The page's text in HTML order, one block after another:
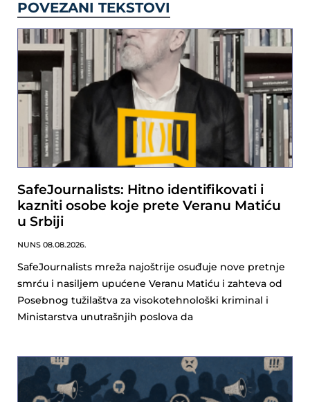
POVEZANI TEKSTOVI
SafeJournalists: Hitno identifikovati i
kazniti osobe koje prete Veranu Matiću
u Srbiji
NUNS 08.08.2026.
SafeJournalists mreža najoštrije osuđuje nove pretnje
smrću i nasiljem upućene Veranu Matiću i zahteva od
Posebnog tužilaštva za visokotehnološki kriminal i
Ministarstva unutrašnjih poslova da